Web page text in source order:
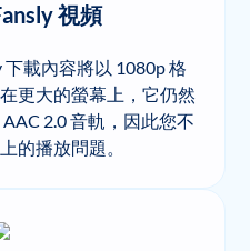
視頻
下載內容將以 1080p 格
更大的螢幕上，它仍然
2.0 音軌，因此您不
的播放問題。